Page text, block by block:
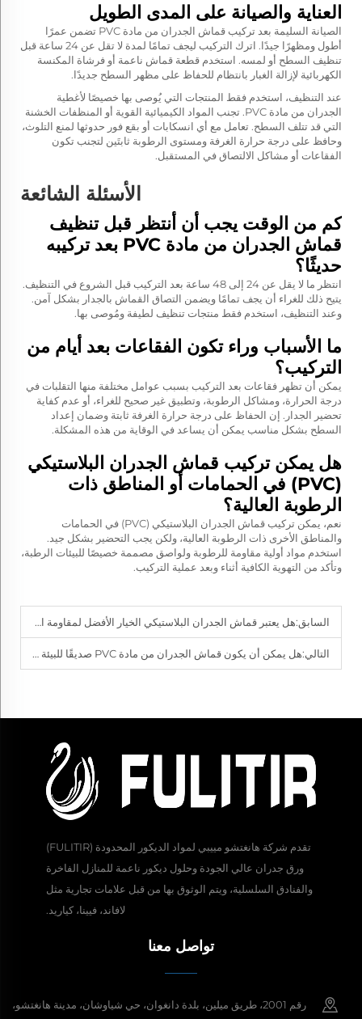
العناية والصيانة على المدى الطويل
الصيانة السليمة بعد تركيب قماش الجدران من مادة PVC تضمن عمرًا
أطول ومظهرًا جيدًا. اترك التركيب ليجف تمامًا لمدة لا تقل عن 24 ساعة قبل
تنظيف السطح أو لمسه. استخدم قطعة قماش ناعمة أو فرشاة المكنسة
الكهربائية لإزالة الغبار بانتظام للحفاظ على مظهر السطح جديدًا.
عند التنظيف، استخدم فقط المنتجات التي يُوصى بها خصيصًا لأغطية
الجدران من مادة PVC. تجنب المواد الكيميائية القوية أو المنظفات الخشنة
التي قد تتلف السطح. تعامل مع أي انسكابات أو بقع فور حدوثها لمنع التلوث،
وحافظ على درجة حرارة الغرفة ومستوى الرطوبة ثابتَين لتجنب تكون
الفقاعات أو مشاكل الالتصاق في المستقبل.
الأسئلة الشائعة
كم من الوقت يجب أن أنتظر قبل تنظيف
قماش الجدران من مادة PVC بعد تركيبه
حديثًا؟
انتظر ما لا يقل عن 24 إلى 48 ساعة بعد التركيب قبل الشروع في التنظيف.
يتيح ذلك للغراء أن يجف تمامًا ويضمن التصاق القماش بالجدار بشكل آمن.
وعند التنظيف، استخدم فقط منتجات تنظيف لطيفة ومُوصى بها.
ما الأسباب وراء تكون الفقاعات بعد أيام من
التركيب؟
يمكن أن تظهر فقاعات بعد التركيب بسبب عوامل مختلفة منها التقلبات في
درجة الحرارة، ومشاكل الرطوبة، وتطبيق غير صحيح للغراء، أو عدم كفاية
تحضير الجدار. إن الحفاظ على درجة حرارة الغرفة ثابتة وضمان إعداد
السطح بشكل مناسب يمكن أن يساعد في الوقاية من هذه المشكلة.
هل يمكن تركيب قماش الجدران البلاستيكي
(PVC) في الحمامات أو المناطق ذات
الرطوبة العالية؟
نعم، يمكن تركيب قماش الجدران البلاستيكي (PVC) في الحمامات
والمناطق الأخرى ذات الرطوبة العالية، ولكن يجب التحضير بشكل جيد.
استخدم مواد أولية مقاومة للرطوبة ولواصق مصممة خصيصًا للبيئات الرطبة،
وتأكد من التهوية الكافية أثناء وبعد عملية التركيب.
السابق:هل يعتبر قماش الجدران البلاستيكي الخيار الأفضل لمقاومة الرطوبة؟
التالي:هل يمكن أن يكون قماش الجدران من مادة PVC صديقًا للبيئة ومتينًا؟
تقدم شركة هانغتشو مييبي لمواد الديكور المحدودة (FULITIR)
ورق جدران عالي الجودة وحلول ديكور ناعمة للمنازل الفاخرة
والفنادق السلسلية، ويتم الوثوق بها من قبل علامات تجارية مثل
لافاند، فيينا، كياريد.
تواصل معنا
رقم 2001، طريق ميلين، بلدة دانغوان، حي شياوشان، مدينة هانغتشو،